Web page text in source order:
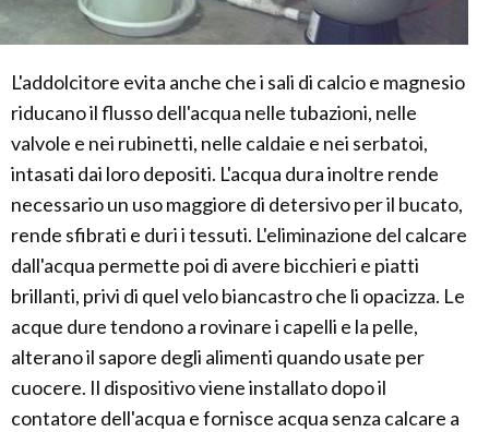
L'addolcitore evita anche che i sali di calcio e magnesio
riducano il flusso dell'acqua nelle tubazioni, nelle
valvole e nei rubinetti, nelle caldaie e nei serbatoi,
intasati dai loro depositi. L'acqua dura inoltre rende
necessario un uso maggiore di detersivo per il bucato,
rende sfibrati e duri i tessuti. L'eliminazione del calcare
dall'acqua permette poi di avere bicchieri e piatti
brillanti, privi di quel velo biancastro che li opacizza. Le
acque dure tendono a rovinare i capelli e la pelle,
alterano il sapore degli alimenti quando usate per
cuocere. Il dispositivo viene installato dopo il
contatore dell'acqua e fornisce acqua senza calcare a